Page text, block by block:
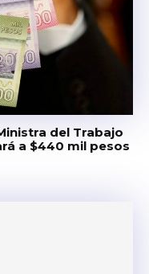
del Trabajo
a $440 mil pesos